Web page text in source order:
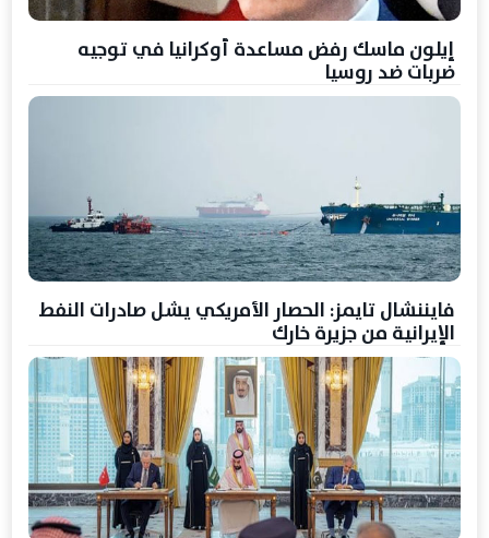
إيلون ماسك رفض مساعدة أوكرانيا في توجيه
ضربات ضد روسيا
فايننشال تايمز: الحصار الأمريكي يشل صادرات النفط
الإيرانية من جزيرة خارك